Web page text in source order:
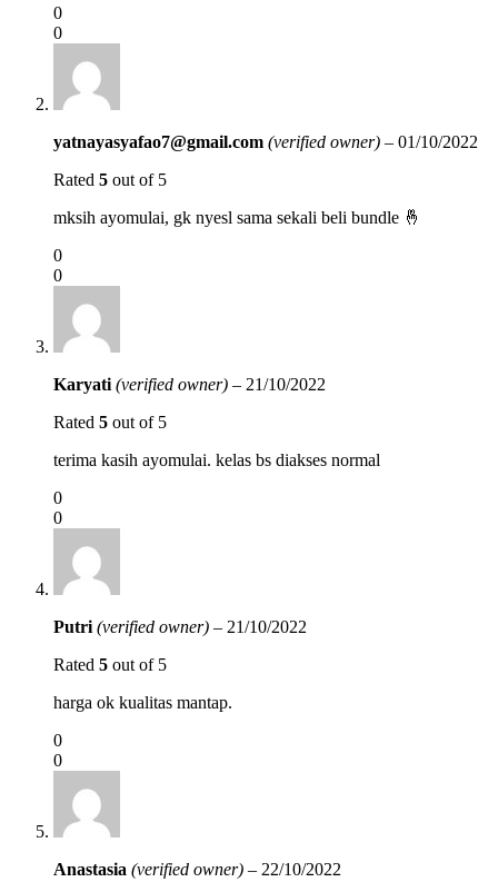
0
0
yatnayasyafao7@gmail.com (verified owner) – 01/10/2022
Rated 5 out of 5
mksih ayomulai, gk nyesl sama sekali beli bundle 🤞
0
0
Karyati (verified owner) – 21/10/2022
Rated 5 out of 5
terima kasih ayomulai. kelas bs diakses normal
0
0
Putri (verified owner) – 21/10/2022
Rated 5 out of 5
harga ok kualitas mantap.
0
0
Anastasia (verified owner) – 22/10/2022